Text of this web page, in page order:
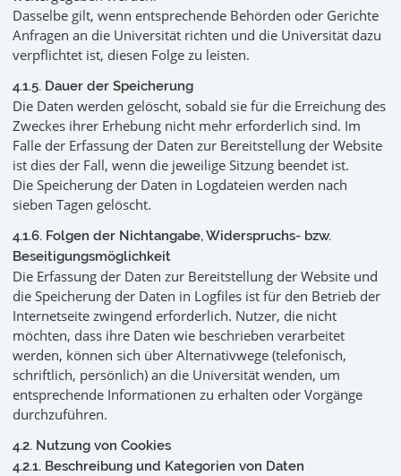
Dasselbe gilt, wenn entsprechende Behörden oder Gerichte
Anfragen an die Universität richten und die Universität dazu
verpflichtet ist, diesen Folge zu leisten.
4.1.5. Dauer der Speicherung
Die Daten werden gelöscht, sobald sie für die Erreichung des
Zweckes ihrer Erhebung nicht mehr erforderlich sind. Im
Falle der Erfassung der Daten zur Bereitstellung der Website
ist dies der Fall, wenn die jeweilige Sitzung beendet ist.
Die Speicherung der Daten in Logdateien werden nach
sieben Tagen gelöscht.
4.1.6. Folgen der Nichtangabe, Widerspruchs- bzw.
Beseitigungsmöglichkeit
Die Erfassung der Daten zur Bereitstellung der Website und
die Speicherung der Daten in Logfiles ist für den Betrieb der
Internetseite zwingend erforderlich. Nutzer, die nicht
möchten, dass ihre Daten wie beschrieben verarbeitet
werden, können sich über Alternativwege (telefonisch,
schriftlich, persönlich) an die Universität wenden, um
entsprechende Informationen zu erhalten oder Vorgänge
durchzuführen.
4.2. Nutzung von Cookies
4.2.1. Beschreibung und Kategorien von Daten